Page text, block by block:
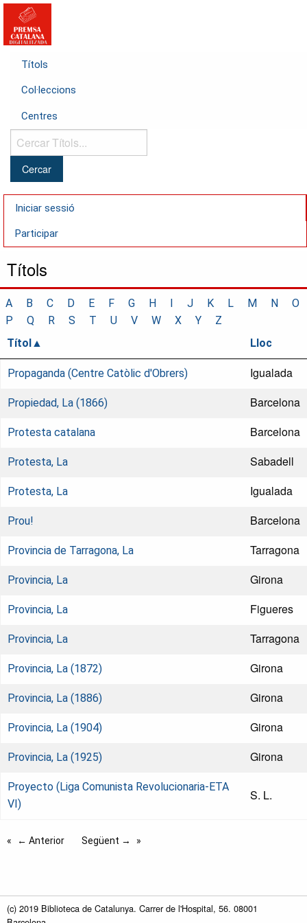
Títols
Col·leccions
Centres
Cercar
Títols...
Iniciar sessió
Participar
Títols
A B C D E F G H I J K L M N
O
P
Q R S T U V W X Y
Z
Títol
Lloc
Propaganda (Centre Catòlic d'Obrers) Igualada
Propiedad, La (1866) Barcelona
Protesta catalana Barcelona
Protesta, La Sabadell
Protesta, La Igualada
Prou! Barcelona
Provincia de Tarragona, La Tarragona
Provincia, La Girona
Provincia, La Figueres
Provincia, La Tarragona
Provincia, La (1872) Girona
Provincia, La (1886) Girona
Provincia, La (1904) Girona
Provincia, La (1925) Girona
Proyecto (Liga Comunista Revolucionaria-ETA
VI)
S. L.
← Anterior Següent →
(c) 2019 Biblioteca de Catalunya. Carrer de l'Hospital, 56. 08001